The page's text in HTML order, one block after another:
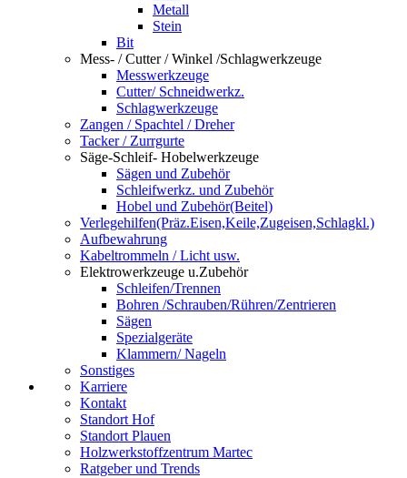
Metall
Stein
Bit
Mess- / Cutter / Winkel /Schlagwerkzeuge
Messwerkzeuge
Cutter/ Schneidwerkz.
Schlagwerkzeuge
Zangen / Spachtel / Dreher
Tacker / Zurrgurte
Säge-Schleif- Hobelwerkzeuge
Sägen und Zubehör
Schleifwerkz. und Zubehör
Hobel und Zubehör(Beitel)
Verlegehilfen(Präz.Eisen,Keile,Zugeisen,Schlagkl.)
Aufbewahrung
Kabeltrommeln / Licht usw.
Elektrowerkzeuge u.Zubehör
Schleifen/Trennen
Bohren /Schrauben/Rühren/Zentrieren
Sägen
Spezialgeräte
Klammern/ Nageln
Sonstiges
Karriere
Kontakt
Standort Hof
Standort Plauen
Holzwerkstoffzentrum Martec
Ratgeber und Trends